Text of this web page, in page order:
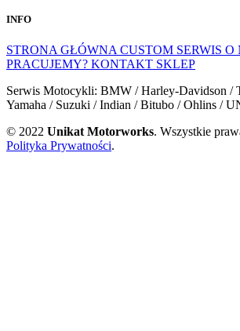
INFO
STRONA GŁÓWNACUSTOM SERWIS O
PRACUJEMY? KONTAKT SKLEP
Serwis Motocykli: BMW / Harley-Davidson /
Yamaha / Suzuki / Indian / Bitubo / Ohlins /
© 2022 Unikat Motorworks. Wszystkie
Polityka Prywatności.